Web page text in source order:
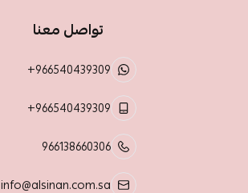
تواصل معنا
+966540439309
+966540439309
966138660306
info@alsinan.com.sa